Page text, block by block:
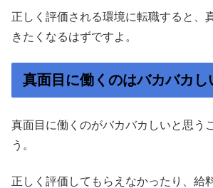
正しく評価される環境に転職すると、
きたくなるはずですよ。
真面目に働くのはバカバカし
真面目に働くのがバカバカしいと思う
う。
正しく評価してもらえなかったり、給